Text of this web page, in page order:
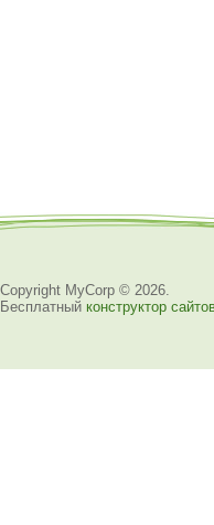
Copyright MyCorp © 2026
Бесплатный конструктор